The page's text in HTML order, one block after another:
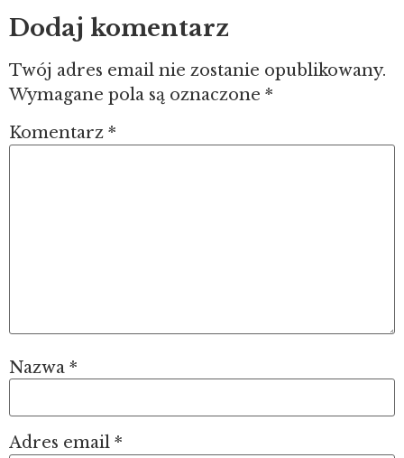
Dodaj komentarz
Twój adres email nie zostanie opublikowany.
Wymagane pola są oznaczone *
Komentarz *
Nazwa *
Adres email *